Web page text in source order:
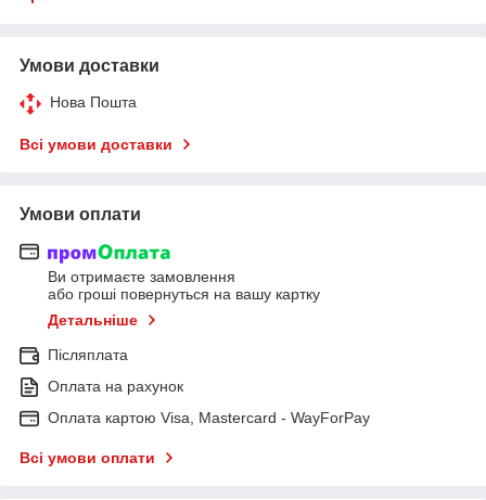
Умови доставки
Нова Пошта
Всі умови доставки
Умови оплати
Ви отримаєте замовлення
або гроші повернуться на вашу картку
Детальніше
Післяплата
Оплата на рахунок
Оплата картою Visa, Mastercard - WayForPay
Всі умови оплати